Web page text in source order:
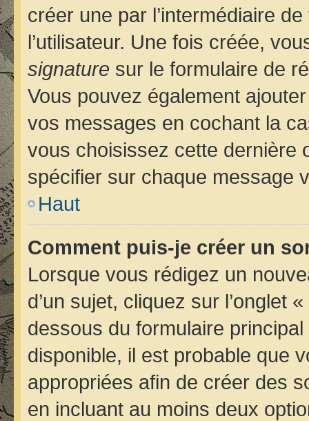
créer une par l’intermédiaire
l’utilisateur. Une fois créée,
signature sur le formulaire de
Vous pouvez également
vos messages en cochant la
vous choisissez cette dernière
spécifier sur chaque message
Haut
Comment puis-je créer un
Lorsque vous rédigez un
d’un sujet, cliquez sur l’onglet
dessous du formulaire
disponible, il est probable que
appropriées afin de créer des
en incluant au moins deux